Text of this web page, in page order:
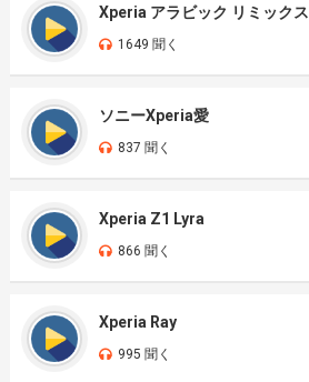
Xperia アラビック リミックス
1649 聞く
ソニーXperia愛
837 聞く
Xperia Z1 Lyra
866 聞く
Xperia Ray
995 聞く